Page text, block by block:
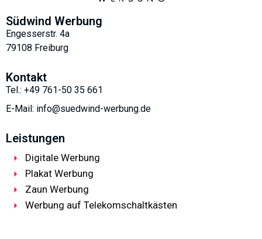
Südwind Werbung
Engesserstr. 4a
79108 Freiburg
Kontakt
Tel.: +49 761-50 35 661
E-Mail: info@suedwind-werbung.de
Leistungen
Digitale Werbung
Plakat Werbung
Zaun Werbung
Werbung auf Telekomschaltkästen